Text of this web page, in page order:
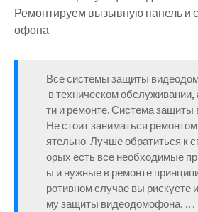
Ремонтируем вызывную панель и
офона.
Все системы защиты
в техническом
ти и ремонте. Система
Не стоит заниматься
ятельно. Лучше обратиться к
орых есть все необходимые
ы и нужные в ремонте
ротивном случае вы рискуете
му защиты видеодомофона. …